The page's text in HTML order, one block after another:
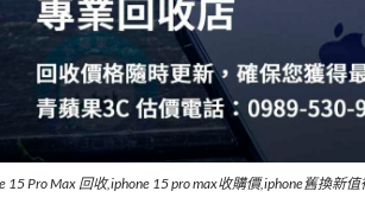
15 Pro Max 回收,iphone 15 pro max收購價,iphone舊換新